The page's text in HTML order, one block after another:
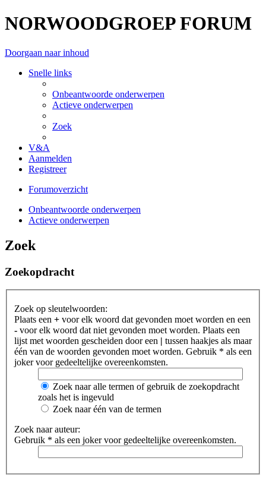
NORWOODGROEP FORUM
Doorgaan naar inhoud
Snelle links
Onbeantwoorde onderwerpen
Actieve onderwerpen
Zoek
V&A
Aanmelden
Registreer
Forumoverzicht
Onbeantwoorde onderwerpen
Actieve onderwerpen
Zoek
Zoekopdracht
Zoek op sleutelwoorden:
Plaats een + voor elk woord dat gevonden moet worden en een
- voor elk woord dat niet gevonden moet worden. Plaats een
lijst met woorden gescheiden door een | tussen haakjes als maar
één van de woorden gevonden moet worden. Gebruik * als een
joker voor gedeeltelijke overeenkomsten.
Zoek naar alle termen of gebruik de zoekopdracht
zoals het is ingevuld
Zoek naar één van de termen
Zoek naar auteur:
Gebruik * als een joker voor gedeeltelijke overeenkomsten.